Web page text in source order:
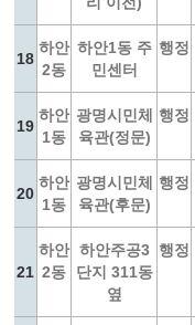
18
하안
2동
하안1동 주
민센터
행정
19
하안
1동
광명시민체
육관(정문)
행정
20
하안
1동
광명시민체
육관(후문)
행정
21
하안
2동
하안주공3
단지 311동
옆
행정